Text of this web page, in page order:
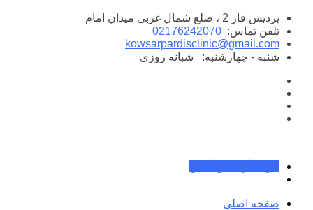
پرش
محتوا
پردیس فاز 2 ، ضلع شمال غربی میدان امام
تلفن تماس: 02176242070
kowsarpardisclinic@gmail.com
شنبه - چهارشنبه:
شبانه روزی
صفحه اصلی